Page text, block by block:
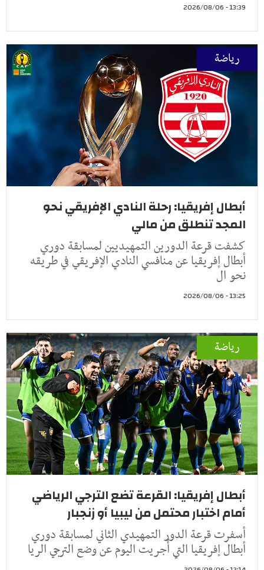
13:39 - 2026/08/06
رياضة
أبطال إفريقيا: رحلة النادي الإفريقي نحو
المجد تنطلق من مالي
كشفت قرعة الدورين التمهيديين لمسابقة دوري
أبطال إفريقيا عن منافسي النادي الإفريقي في طريقه
نحو ال
13:25 - 2026/08/06
رياضة
أبطال إفريقيا: القرعة تضع الترجي الرياضي
أمام اختبار محتمل من ليبيا أو زنجبار
أسفرت قرعة الدور التمهيدي الثاني لمسابقة دوري
أبطال إفريقيا التي أُجريت اليوم عن وضع الترجي الريا